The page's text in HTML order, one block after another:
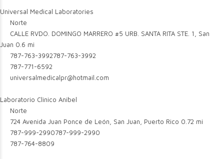
Universal Medical Laboratories
Norte
CALLE RVDO. DOMINGO MARRERO #5 URB. SANTA RITA STE. 1, San
Juan 0.6 mi
787-763-3992787-763-3992
787-771-6592
universalmedicalpr@hotmail.com
Laboratorio Clinico Anibel
Norte
724 Avenida Juan Ponce de León, San Juan, Puerto Rico 0.72 mi
787-999-2990787-999-2990
787-764-8809